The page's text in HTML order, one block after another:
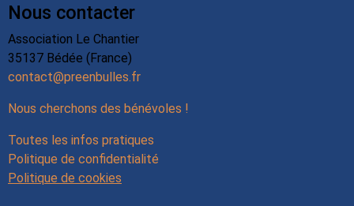
Nous contacter
Association Le Chantier
35137 Bédée (France)
contact@preenbulles.fr
Nous cherchons des bénévoles !
Toutes les infos pratiques
Politique de confidentialité
Politique de cookies